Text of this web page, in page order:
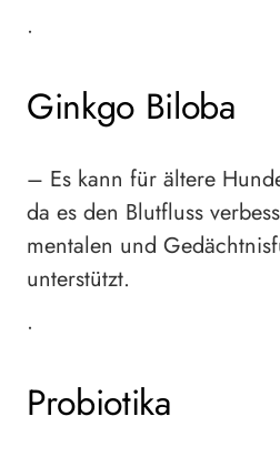
•
Ginkgo Biloba
– Es kann für ältere
da es den Blutfluss
mentalen und
unterstützt.
•
Probiotika